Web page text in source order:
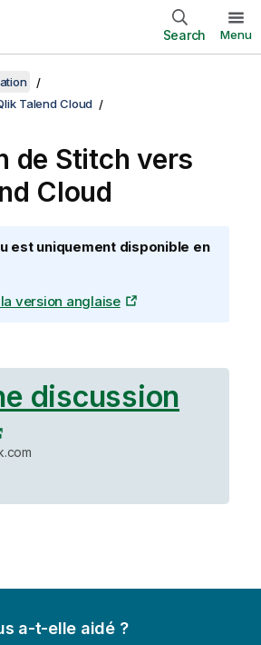
Search Menu
Talend Cloud
de Stitch vers
Cloud
est uniquement disponible en
version anglaise
discussion
a-t-elle aidé ?